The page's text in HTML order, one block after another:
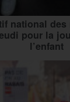
national
pour la
l’enfant